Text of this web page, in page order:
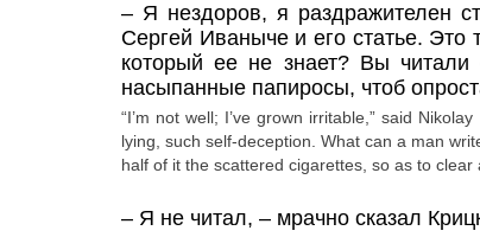
– Я нездоров, я раздражителен
Сергей Иваныче и его статье. Это
который ее не знает? Вы читали
насыпанные папиросы, чтоб
“I’m not well; I’ve grown irritable,” said
lying, such self-deception. What can a man
half of it the scattered cigarettes, so as to clear
– Я не читал, – мрачно сказал